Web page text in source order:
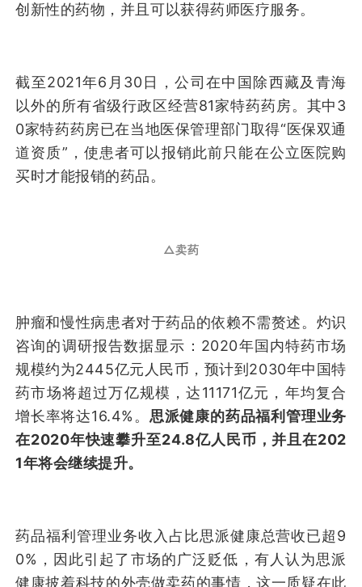
创新性的药物，并且可以获得药师医疗服务。
截至2021年6月30日，公司在中国除西藏及青海
以外的所有省级行政区经营81家特药药房。其中3
0家特药药房已在当地医保管理部门取得“医保双通
道资质”，使患者可以报销此前只能在公立医院购
买时才能报销的药品。
△卖药
肿瘤和慢性病患者对于药品的依赖不需赘述。灼识
咨询的调研报告数据显示：2020年国内特药市场
规模约为2445亿元人民币，预计到2030年中国特
药市场将超过万亿规模，达11171亿元，年均复合
增长率将达16.4%。 思派健康的药品福利管理业务
在2020年快速攀升至24.8亿人民币，并且在202
1年将会继续提升。
药品福利管理业务收入占比思派健康总营收已超9
0%，因此引起了市场的广泛贬低，有人认为思派
健康披着科技的外壳做卖药的事情，这一质疑在此